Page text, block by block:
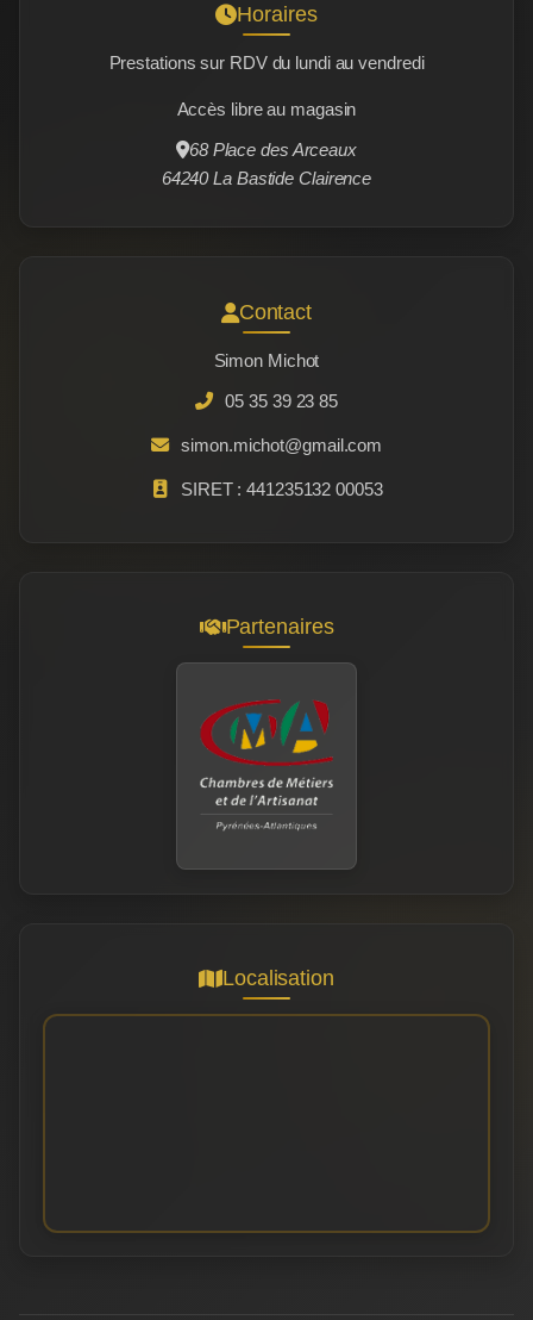
Horaires
Prestations sur RDV du lundi au vendredi
Accès libre au magasin
68 Place des Arceaux
64240 La Bastide Clairence
Contact
Simon Michot
05 35 39 23 85
simon.michot@gmail.com
SIRET : 441235132 00053
Partenaires
Localisation